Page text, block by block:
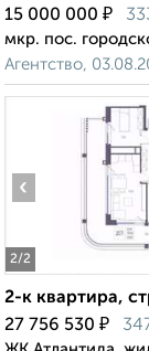
15 000 000 ₽
мкр. пос.
Агентство,
2/2
‹
2-к квартира,
27 756 530 ₽